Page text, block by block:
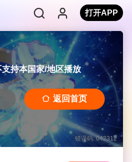
打开APP
持本国家/地区播放
返回首页
错误码: 042312